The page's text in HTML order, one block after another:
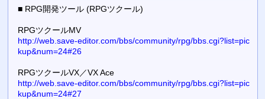
■ RPG開発ツール (RPGツクール)
RPGツクールMV
http://web.save-editor.com/bbs/community/rpg/bbs.cgi?list=pic
kup&num=24#26
RPGツクールVX／VX Ace
http://web.save-editor.com/bbs/community/rpg/bbs.cgi?list=pic
kup&num=24#27